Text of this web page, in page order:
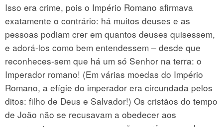
Isso era crime, pois o Império Romano afirmava
exatamente o contrário: há muitos deuses e as
pessoas podiam crer em quantos deuses quisessem,
e adorá-los como bem entendessem – desde que
reconheces-sem que há um só Senhor na terra: o
Imperador romano! (Em várias moedas do Império
Romano, a efígie do imperador era circundada pelos
ditos: filho de Deus e Salvador!) Os cristãos do tempo
de João não se recusavam a obedecer aos